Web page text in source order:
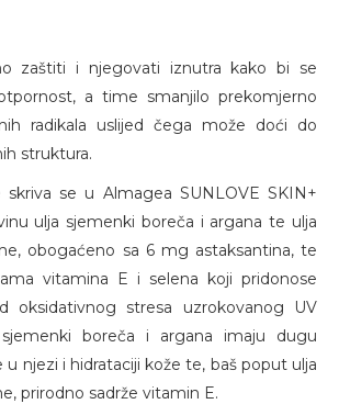
zaštiti i njegovati iznutra kako bi se
a time smanjilo prekomjerno
radikala uslijed čega može doći do
struktura.
skriva se u Almagea SUNLOVE SKIN+
ulja sjemenki boreča i argana te ulja
obogaćeno sa 6 mg astaksantina, te
vitamina E i selena koji pridonose
oksidativnog stresa uzrokovanog UV
sjemenki boreča i argana imaju dugu
njezi i hidrataciji kože te, baš poput ulja
prirodno sadrže vitamin E.